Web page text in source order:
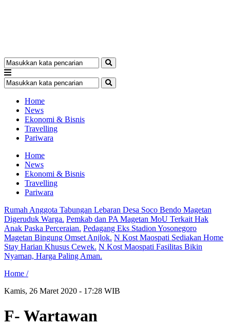
Home
News
Ekonomi & Bisnis
Travelling
Pariwara
Home
News
Ekonomi & Bisnis
Travelling
Pariwara
Rumah Anggota Tabungan Lebaran Desa Soco Bendo Magetan
Digeruduk Warga. Pemkab dan PA Magetan MoU Terkait Hak
Anak Paska Perceraian. Pedagang Eks Stadion Yosonegoro
Magetan Bingung Omset Anjlok. N Kost Maospati Sediakan Home
Stay Harian Khusus Cewek. N Kost Maospati Fasilitas Bikin
Nyaman, Harga Paling Aman.
Home /
Kamis, 26 Maret 2020 - 17:28 WIB
F- Wartawan